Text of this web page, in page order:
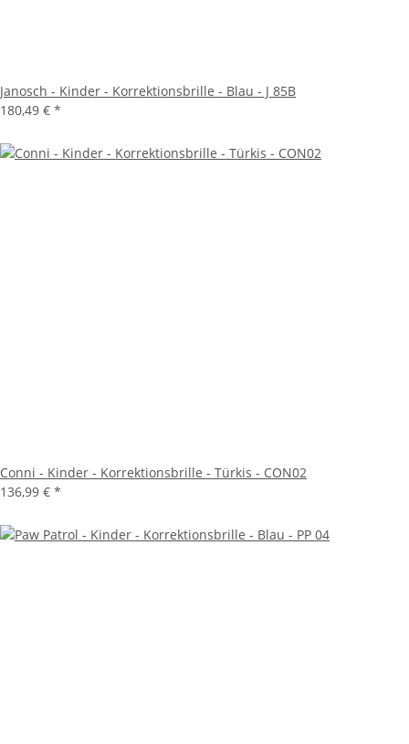
Janosch - Kinder - Korrektionsbrille - Blau - J 85B
180,49 € *
Conni - Kinder - Korrektionsbrille - Türkis - CON02
136,99 € *